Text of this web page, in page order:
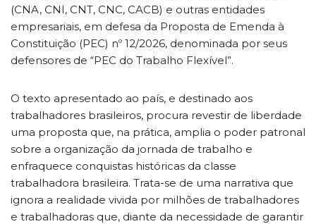
(CNA, CNI, CNT, CNC, CACB) e outras entidades
empresariais, em defesa da Proposta de Emenda à
Constituição (PEC) nº 12/2026, denominada por seus
defensores de “PEC do Trabalho Flexível”.
O texto apresentado ao país, e destinado aos
trabalhadores brasileiros, procura revestir de liberdade
uma proposta que, na prática, amplia o poder patronal
sobre a organização da jornada de trabalho e
enfraquece conquistas históricas da classe
trabalhadora brasileira. Trata-se de uma narrativa que
ignora a realidade vivida por milhões de trabalhadores
e trabalhadoras que, diante da necessidade de garantir